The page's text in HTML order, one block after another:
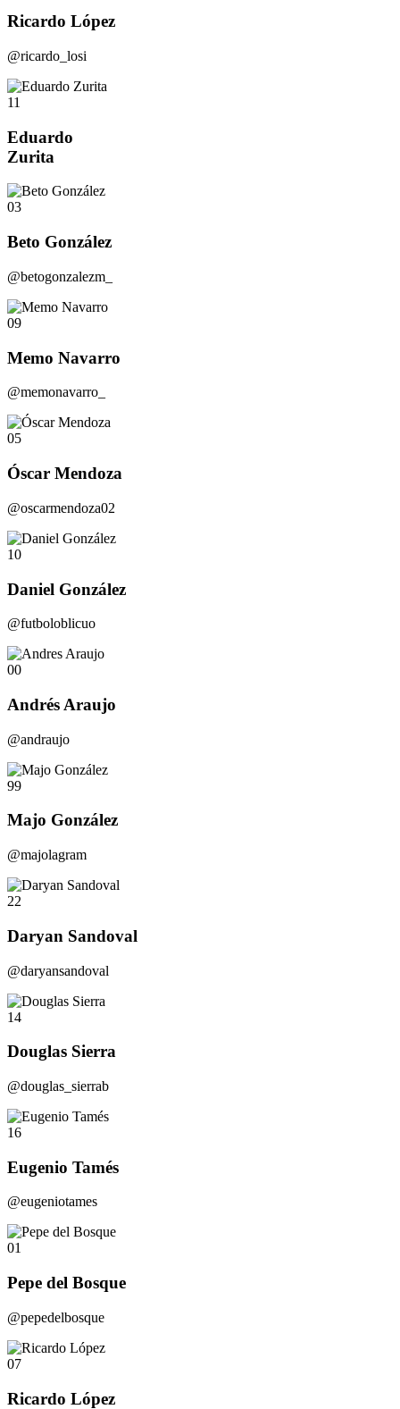
Ricardo López
@ricardo_losi
11
Eduardo
Zurita
03
Beto González
@betogonzalezm_
09
Memo Navarro
@memonavarro_
05
Óscar Mendoza
@oscarmendoza02
10
Daniel González
@futboloblicuo
00
Andrés Araujo
@andraujo
99
Majo González
@majolagram
22
Daryan Sandoval
@daryansandoval
14
Douglas Sierra
@douglas_sierrab
16
Eugenio Tamés
@eugeniotames
01
Pepe del Bosque
@pepedelbosque
07
Ricardo López